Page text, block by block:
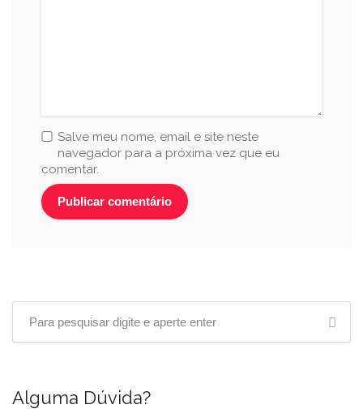
Salve meu nome, email e site neste
navegador para a próxima vez que eu
comentar.
Alguma Dúvida?